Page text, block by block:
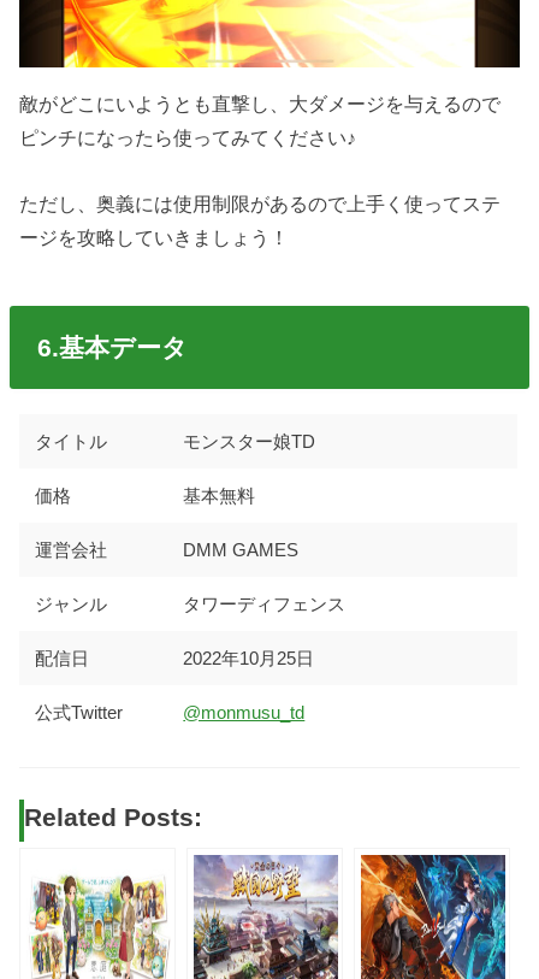
敵がどこにいようとも直撃し、大ダメージを与えるので
ピンチになったら使ってみてください♪
ただし、奥義には使用制限があるので上手く使ってステ
ージを攻略していきましょう！
6.基本データ
タイトル モンスター娘TD
価格 基本無料
運営会社 DMM GAMES
ジャンル タワーディフェンス
配信日 2022年10月25日
公式Twitter @monmusu_td
Related Posts: